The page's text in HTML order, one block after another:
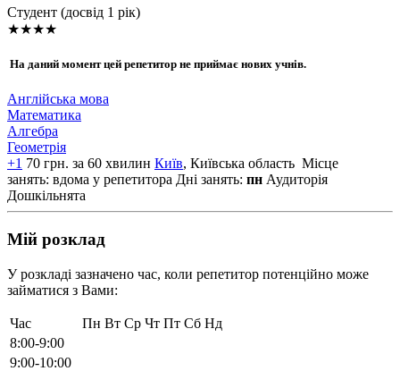
Cтудент (досвід 1 рік)
★★★★
На даний момент цей репетитор не приймає нових учнів.
Англійська мова
Математика
Алгебра
Геометрія
+1 70 грн. за 60 хвилин Київ, Київська область Місце
занять: вдома у репетитора Дні занять: пн Аудиторія
Дошкільнята
Мій розклад
У розкладі зазначено час, коли репетитор потенційно може
займатися з Вами:
Час Пн Вт Ср Чт Пт Сб Нд
8:00-9:00
9:00-10:00